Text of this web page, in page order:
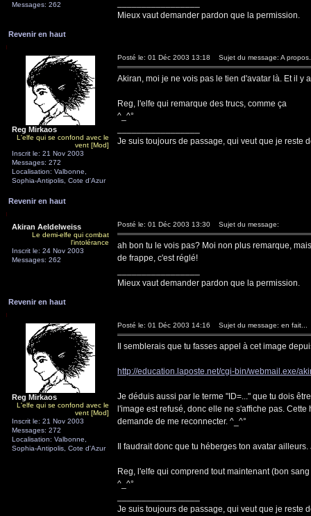
Messages: 262
Mieux vaut demander pardon que la permission.
Revenir en haut
Reg Mirkaos
L'elfe qui se confond avec le
vent [Mod]
Inscrit le: 21 Nov 2003
Messages: 272
Localisation: Valbonne,
Sophia-Antipolis, Cote d'Azur
Posté le: 01 Déc 2003 13:18 Sujet du message: A
Akiran, moi je ne vois pas le tien d'avatar là. Et il y
Reg, l'elfe qui remarque des trucs, comme ça
^_^°
Je suis toujours de passage, qui veut que je reste
Revenir en haut
Akiran Aeldelweiss
Le demi-elfe qui combat
l'intolérance
Inscrit le: 24 Nov 2003
Messages: 262
Posté le: 01 Déc 2003 13:30 Sujet du message:
ah bon tu le vois pas? Moi non plus remarque,
de frappe, c'est réglé!
Mieux vaut demander pardon que la permission.
Revenir en haut
Reg Mirkaos
L'elfe qui se confond avec le
vent [Mod]
Inscrit le: 21 Nov 2003
Messages: 272
Localisation: Valbonne,
Sophia-Antipolis, Cote d'Azur
Posté le: 01 Déc 2003 14:16 Sujet du message: en fait...
Il semblerais que tu fasses appel à cet image
http://education.laposte.net/cgi-bin/webmail.exe/
Je déduis aussi par le terme "ID=..." que tu dois
l'image est refusé, donc elle ne s'affiche pas.
demande de me reconnecter. ^_^°
Il faudrait donc que tu héberges ton avatar
Reg, l'elfe qui comprend tout maintenant (bon
^_^°
Je suis toujours de passage, qui veut que je reste